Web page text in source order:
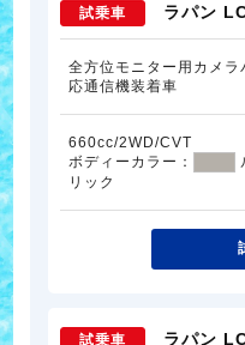
試乗車 ラパン
全方位モニター用カメ
応通信機装着車
660cc/2WD/CVT
ボディーカラー：
リック
試乗車 ラパン